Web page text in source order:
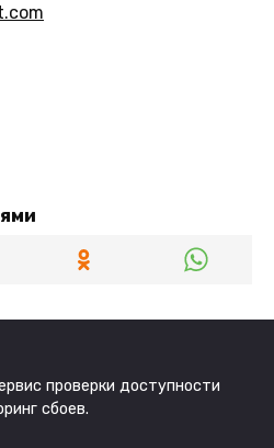
проверки доступности
сбоев.